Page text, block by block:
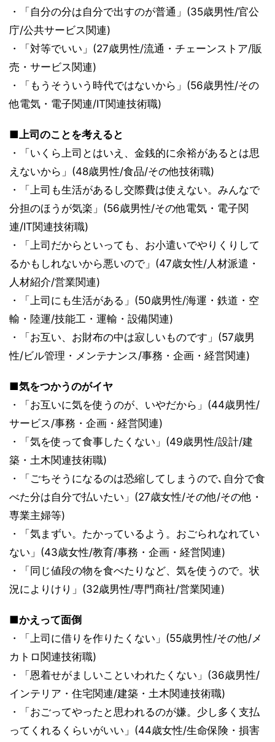
・「自分の分は自分で出すのが普通」(35歳男性/官公
庁/公共サービス関連)
・「対等でいい」(27歳男性/流通・チェーンストア/販
売・サービス関連)
・「もうそういう時代ではないから」(56歳男性/その
他電気・電子関連/IT関連技術職)
■上司のことを考えると
・「いくら上司とはいえ、金銭的に余裕があるとは思
えないから」(48歳男性/食品/その他技術職)
・「上司も生活があるし交際費は使えない。みんなで
分担のほうが気楽」(56歳男性/その他電気・電子関
連/IT関連技術職)
・「上司だからといっても、お小遣いでやりくりして
るかもしれないから悪いので」(47歳女性/人材派遣・
人材紹介/営業関連)
・「上司にも生活がある」(50歳男性/海運・鉄道・空
輸・陸運/技能工・運輸・設備関連)
・「お互い、お財布の中は寂しいものです」(57歳男
性/ビル管理・メンテナンス/事務・企画・経営関連)
■気をつかうのがイヤ
・「お互いに気を使うのが、いやだから」(44歳男性/
サービス/事務・企画・経営関連)
・「気を使って食事したくない」(49歳男性/設計/建
築・土木関連技術職)
・「ごちそうになるのは恐縮してしまうので､自分で食
べた分は自分で払いたい」(27歳女性/その他/その他・
専業主婦等)
・「気まずい。たかっているよう。おごられなれてい
ない」(43歳女性/教育/事務・企画・経営関連)
・「同じ値段の物を食べたりなど、気を使うので。状
況によりけり」(32歳男性/専門商社/営業関連)
■かえって面倒
・「上司に借りを作りたくない」(55歳男性/その他/メ
カトロ関連技術職)
・「恩着せがましいこといわれたくない」(36歳男性/
インテリア・住宅関連/建築・土木関連技術職)
・「おごってやったと思われるのが嫌。少し多く支払
ってくれるくらいがいい」(44歳女性/生命保険・損害